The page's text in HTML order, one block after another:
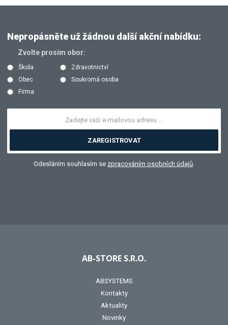
Nepropásněte už žádnou další akční nabídku:
Zvolte prosím obor:
Škola
Zdravotnictví
Obec
Soukromá osoba
Firma
ZAREGISTROVAT
Odesláním souhlasím se zpracováním osobních údajů
AB-STORE S.R.O.
ABSYSTEMS
Kontakty
Aktuality
Novinky